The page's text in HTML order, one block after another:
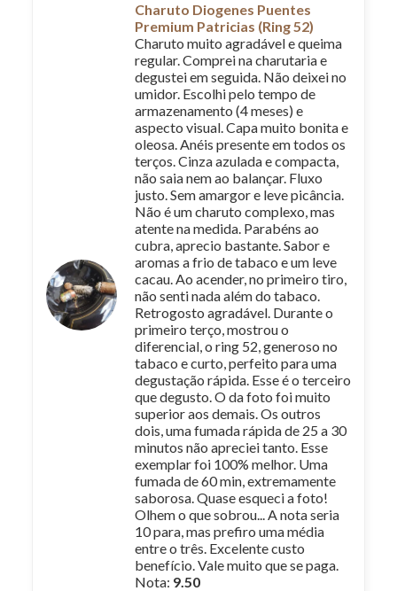
Charuto Diogenes Puentes
Premium Patricias (Ring 52)
Charuto muito agradável e queima
regular. Comprei na charutaria e
degustei em seguida. Não deixei no
umidor. Escolhi pelo tempo de
armazenamento (4 meses) e
aspecto visual. Capa muito bonita e
oleosa. Anéis presente em todos os
terços. Cinza azulada e compacta,
não saia nem ao balançar. Fluxo
justo. Sem amargor e leve picância.
Não é um charuto complexo, mas
atente na medida. Parabéns ao
cubra, aprecio bastante. Sabor e
aromas a frio de tabaco e um leve
cacau. Ao acender, no primeiro tiro,
não senti nada além do tabaco.
Retrogosto agradável. Durante o
primeiro terço, mostrou o
diferencial, o ring 52, generoso no
tabaco e curto, perfeito para uma
degustação rápida. Esse é o terceiro
que degusto. O da foto foi muito
superior aos demais. Os outros
dois, uma fumada rápida de 25 a 30
minutos não apreciei tanto. Esse
exemplar foi 100% melhor. Uma
fumada de 60 min, extremamente
saborosa. Quase esqueci a foto!
Olhem o que sobrou... A nota seria
10 para, mas prefiro uma média
entre o três. Excelente custo
benefício. Vale muito que se paga.
Nota: 9.50